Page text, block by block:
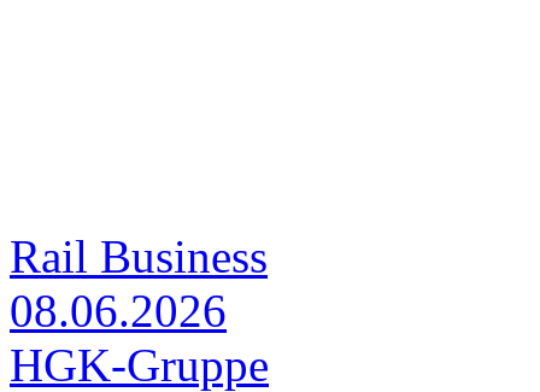
Rail Business
08.06.2026
HGK-Gruppe